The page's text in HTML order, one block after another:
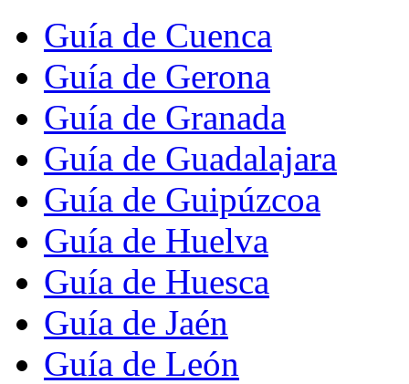
Guía de Cuenca
Guía de Gerona
Guía de Granada
Guía de Guadalajara
Guía de Guipúzcoa
Guía de Huelva
Guía de Huesca
Guía de Jaén
Guía de León